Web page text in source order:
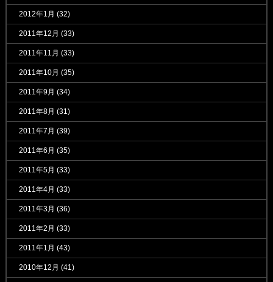
2012年1月 (32)
2011年12月 (33)
2011年11月 (33)
2011年10月 (35)
2011年9月 (34)
2011年8月 (31)
2011年7月 (39)
2011年6月 (35)
2011年5月 (33)
2011年4月 (33)
2011年3月 (36)
2011年2月 (33)
2011年1月 (43)
2010年12月 (41)